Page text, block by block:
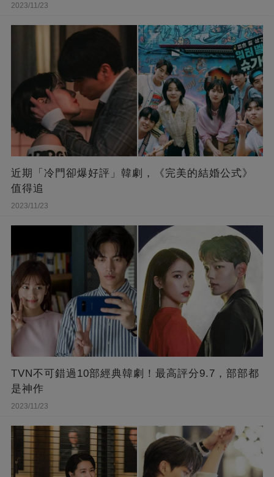
2023/11/23
近期「冷門卻爆好評」韓劇，《完美的結婚公式》
值得追
2023/11/23
TVN不可錯過10部經典韓劇！最高評分9.7，部部都
是神作
2023/11/23